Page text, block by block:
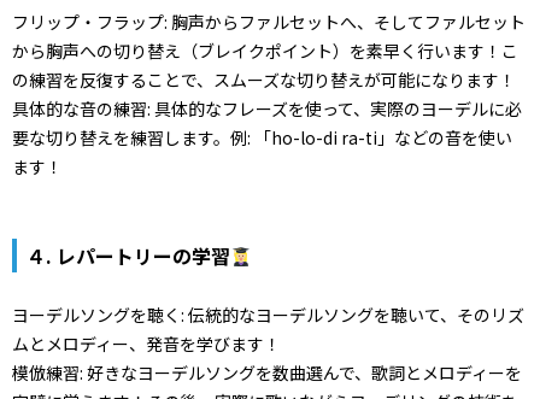
フリップ・フラップ: 胸声からファルセットへ、そしてファルセット
から胸声への切り替え（ブレイクポイント）を素早く行います！こ
の練習を反復することで、スムーズな切り替えが可能になります！
具体的な音の練習: 具体的なフレーズを使って、実際のヨーデルに必
要な切り替えを練習します。例: 「ho-lo-di ra-ti」などの音を使い
ます！
４. レパートリーの学習
ヨーデルソングを聴く: 伝統的なヨーデルソングを聴いて、そのリズ
ムとメロディー、発音を学びます！
模倣練習: 好きなヨーデルソングを数曲選んで、歌詞とメロディーを